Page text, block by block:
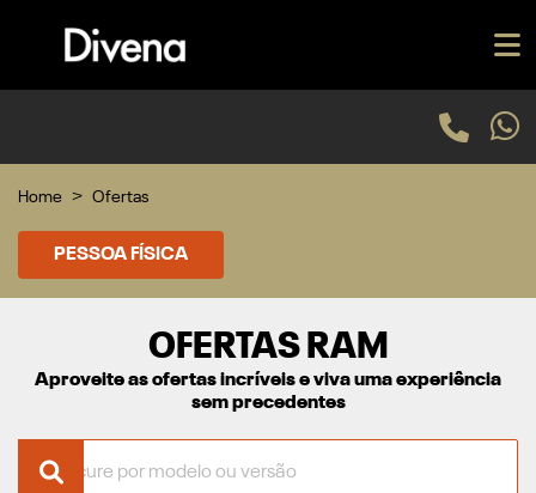
Home Ofertas
PESSOA FÍSICA
OFERTAS RAM
Aproveite as ofertas incríveis e viva uma experiência
sem precedentes